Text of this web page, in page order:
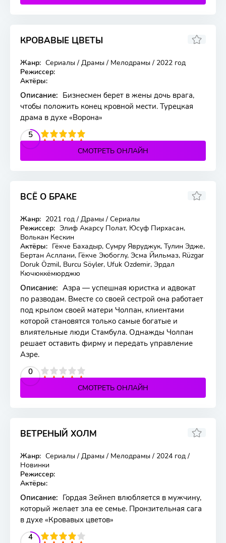
КРОВАВЫЕ ЦВЕТЫ
434 серия
Жанр: Сериалы / Драмы / Мелодрамы / 2022 год
Режиссер:
Актёры:
Описание: Бизнесмен берет в жены дочь врага,
чтобы положить конец кровной мести. Турецкая
драма в духе «Ворона»
5
4 5
СМОТРЕТЬ ОНЛАЙН
ВСЁ О БРАКЕ
33 серия
Жанр: 2021 год / Драмы / Сериалы
Режиссер: Элиф Акарсу Полат, Юсуф Пирхасан,
Волькан Кескин
Актёры: Гёкче Бахадыр, Сумру Явруджук, Тулин Эдже,
Бертан Асллани, Гёкче Эюбоглу, Эсма Йильмаз, Rüzgar
Doruk Özmil, Burcu Söyler, Ufuk Ozdemir, Эрдал
Кючюккёмюрджю
Описание: Азра — успешная юристка и адвокат
по разводам. Вместе со своей сестрой она работает
под крылом своей матери Чолпан, клиентами
которой становятся только самые богатые и
влиятельные люди Стамбула. Однажды Чолпан
решает оставить фирму и передать управление
Азре.
0
4 5
СМОТРЕТЬ ОНЛАЙН
ВЕТРЕНЫЙ ХОЛМ
217 серия
Жанр: Сериалы / Драмы / Мелодрамы / 2024 год /
Новинки
Режиссер:
Актёры:
Описание: Гордая Зейнеп влюбляется в мужчину,
который желает зла ее семье. Пронзительная сага
в духе «Кровавых цветов»
4
4 5